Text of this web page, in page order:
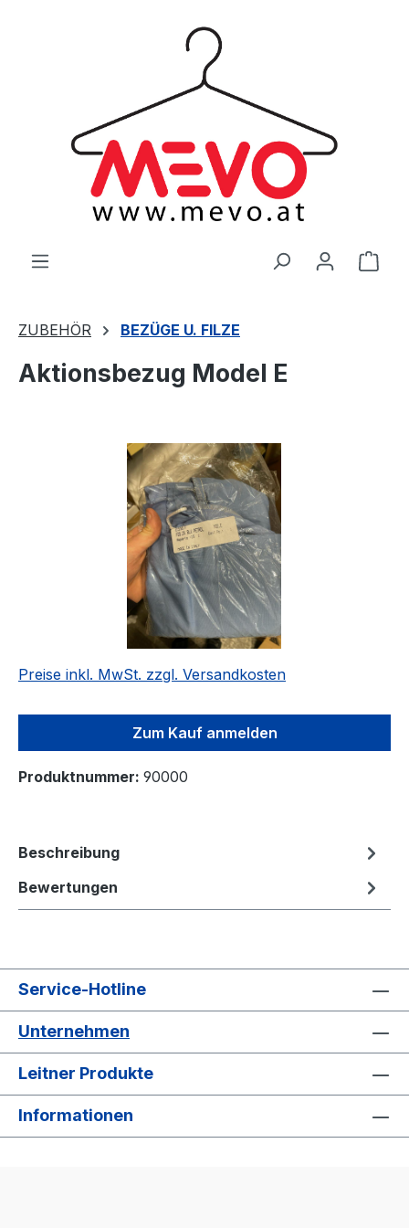
ZUBEHÖR BEZÜGE U. FILZE
Aktionsbezug Model E
Bildergalerie überspringen
Preise inkl. MwSt. zzgl. Versandkosten
Zum Kauf anmelden
Produktnummer: 90000
Beschreibung
Bewertungen
Service-Hotline
Unternehmen
Leitner Produkte
Informationen